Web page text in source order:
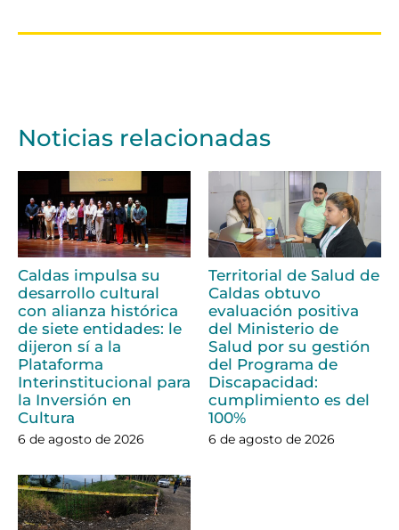
Noticias relacionadas
Caldas impulsa su
desarrollo cultural
con alianza histórica
de siete entidades: le
dijeron sí a la
Plataforma
Interinstitucional para
la Inversión en
Cultura
6 de agosto de 2026
Territorial de Salud de
Caldas obtuvo
evaluación positiva
del Ministerio de
Salud por su gestión
del Programa de
Discapacidad:
cumplimiento es del
100%
6 de agosto de 2026